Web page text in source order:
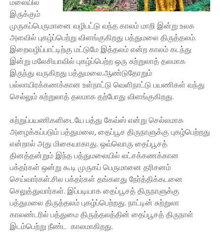
இருக்கும்
முருகப்பெருமானை வழிபட்டு வந்த காலம் மாறி இன்று உலக
அளவில் புகழ்ப்பெற்று விளங்குகிறது பத்துமலை திருத்தலம்.
இறைவழிப்பாட்டிற்கு மட்டுமே இத்தலம் என்ற காலம் கடந்து
இன்று மலேசியாவில் புகழ்ப்பெற்ற ஒரு சுற்றுலாத் தலமாக
இருந்து வருகிறது பத்துமலை.ஆண்டுதோறும்
பல்லாயிரக்கணக்கான உள்நாட்டு வெளிநாட்டு பயணிகள் வந்து
செல்லும் சுற்றுலாத் தலமாக தற்போது விளங்குகிறது.
சுற்றுப்பயணிகளிடையே பத்து கேவ்ஸ் என்று செல்லமாக
அழைக்கப்படும் பத்துமலை, தைப்பூச திருநாளுக்கு புகழ்பெற்றது
என்றால் அது மிகையாகாது. ஒவ்வொரு தைப்பூசத்
தினத்தன்றும் இந்த பத்துமலையில் லட்சக்கணக்கான
பக்தர்கள் ஒன்று கூடி முருகப் பெருமானை தரிசனம்
செய்வார்கள்.சில பக்தர்கள் தங்களது நேர்த்திக்கடனை
செலுத்துவார்கள். இப்படியாக தைப்பூசத் திருநாளுக்கு
பத்துமலை திருத்தலம் புகழ்ப்பெற்றது. நாட்டின் சுற்றுலா
காலண்டரில் பத்துமை திருத்தலத்தின் தைப்பூசத் திருநாள்
இடம்பெற்று நீண்ட காலமாகிறது.